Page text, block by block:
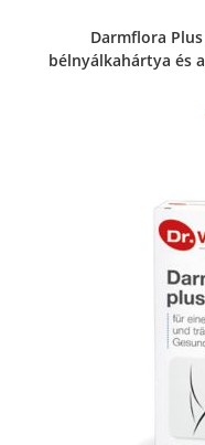
Darmflora
bélnyálkahártya és